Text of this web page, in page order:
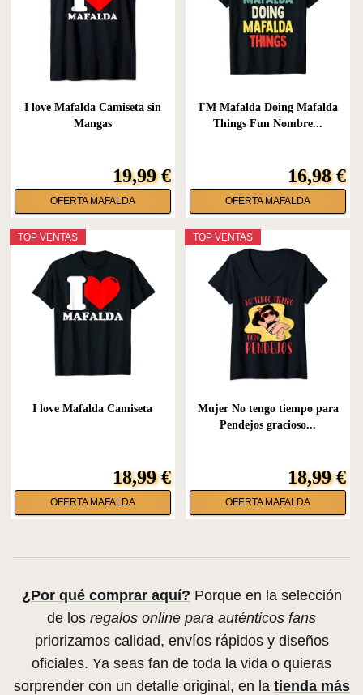
I love Mafalda Camiseta sin
Mangas
19,99 €
OFERTA MAFALDA
I'M Mafalda Doing Mafalda
Things Fun Nombre...
16,98 €
OFERTA MAFALDA
TOP VENTAS
I love Mafalda Camiseta
18,99 €
OFERTA MAFALDA
TOP VENTAS
Mujer No tengo tiempo para
Pendejos gracioso...
18,99 €
OFERTA MAFALDA
¿Por qué comprar aquí? Porque en la selección
de los regalos online para auténticos fans
priorizamos calidad, envíos rápidos y diseños
oficiales. Ya seas fan de toda la vida o quieras
sorprender con un detalle original, en la tienda más